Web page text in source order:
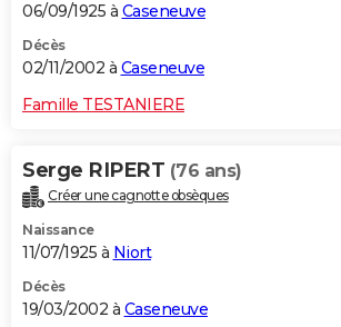
06/09/1925 à Caseneuve
Décès
02/11/2002 à Caseneuve
Famille TESTANIERE
Serge RIPERT (76 ans)
Créer une cagnotte obsèques
Naissance
11/07/1925 à Niort
Décès
19/03/2002 à Caseneuve